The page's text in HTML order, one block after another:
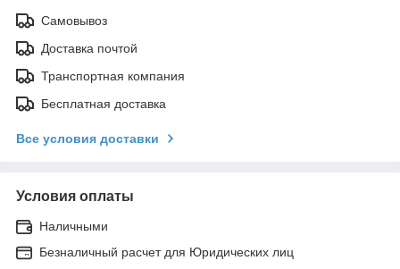
Самовывоз
Доставка почтой
Транспортная компания
Бесплатная доставка
Все условия доставки
Условия оплаты
Наличными
Безналичный расчет для Юридических лиц